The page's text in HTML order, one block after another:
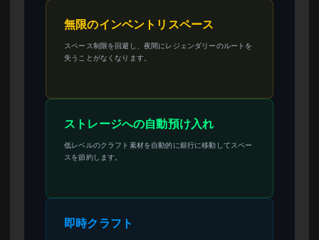
無限のインベントリスペース
スペース制限を回避し、夜間にレジェンダリーのルートを
失うことがなくなります。
ストレージへの自動預け入れ
低レベルのクラフト素材を自動的に銀行に移動してスペー
スを節約します。
即時クラフト